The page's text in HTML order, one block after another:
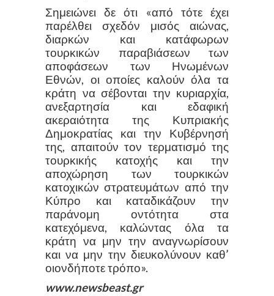
Σημειώνει δε ότι «από τότε έχει
παρέλθει σχεδόν μισός αιώνας,
διαρκών και κατάφωρων
τουρκικών παραβιάσεων των
αποφάσεων των Ηνωμένων
Εθνών, οι οποίες καλούν όλα τα
κράτη να σέβονται την κυριαρχία,
ανεξαρτησία και εδαφική
ακεραιότητα της Κυπριακής
Δημοκρατίας και την Κυβέρνησή
της, απαιτούν τον τερματισμό της
τουρκικής κατοχής και την
αποχώρηση των τουρκικών
κατοχικών στρατευμάτων από την
Κύπρο και καταδικάζουν την
παράνομη οντότητα στα
κατεχόμενα, καλώντας όλα τα
κράτη να μην την αναγνωρίσουν
και να μην την διευκολύνουν καθ’
οιονδήποτε τρόπο».
www.newsbeast.gr